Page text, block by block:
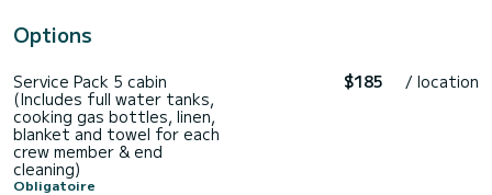
Options
Service Pack 5 cabin
(Includes full water tanks,
cooking gas bottles, linen,
blanket and towel for each
crew member & end
cleaning)
Obligatoire
$185 / location